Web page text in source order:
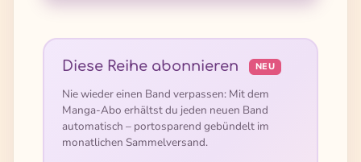
Diese Reihe abonnieren NEU
Nie wieder einen Band verpassen: Mit dem
Manga-Abo erhältst du jeden neuen Band
automatisch – portosparend gebündelt im
monatlichen Sammelversand.